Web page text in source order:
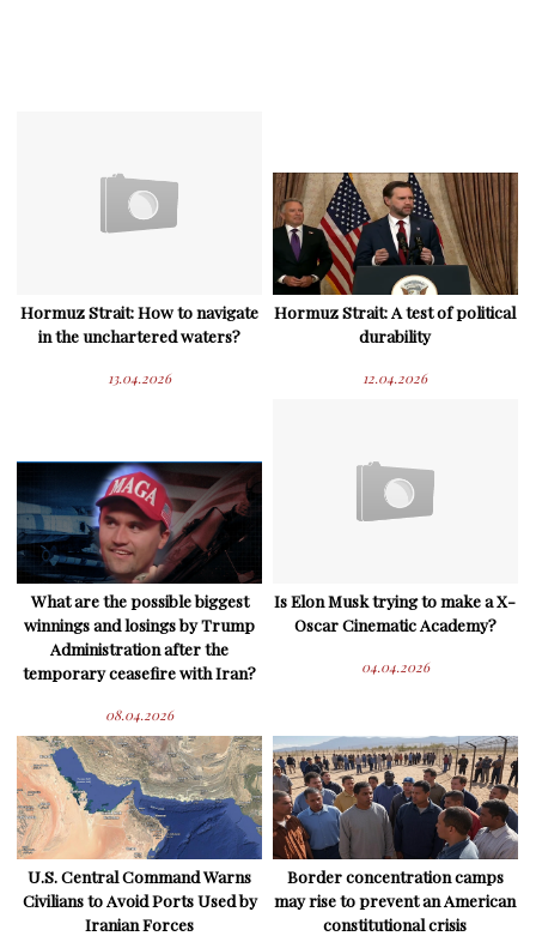
Hormuz Strait: How to navigate
in the unchartered waters?
13.04.2026
Hormuz Strait: A test of political
durability
12.04.2026
What are the possible biggest
winnings and losings by Trump
Administration after the
temporary ceasefire with Iran?
08.04.2026
Is Elon Musk trying to make a X-
Oscar Cinematic Academy?
04.04.2026
U.S. Central Command Warns
Civilians to Avoid Ports Used by
Iranian Forces
Border concentration camps
may rise to prevent an American
constitutional crisis